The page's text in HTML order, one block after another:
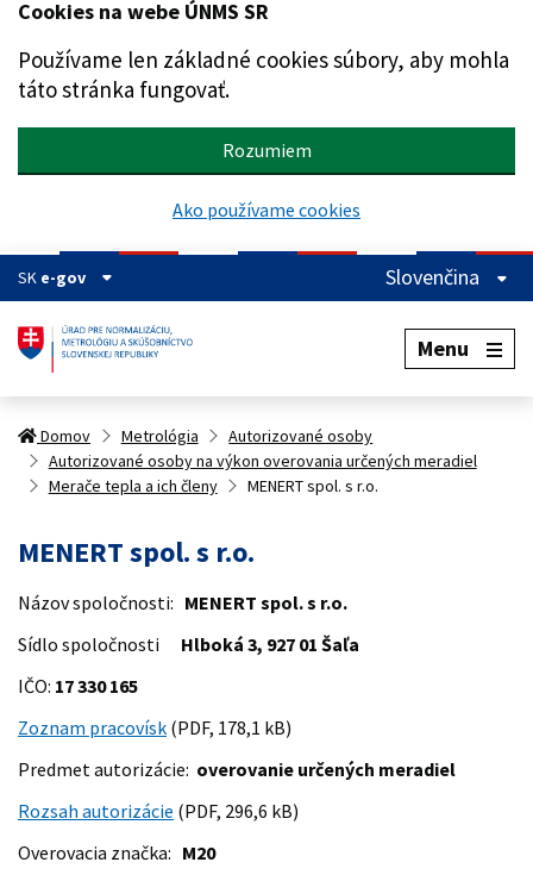
Preskočiť na hlavný obsah
Cookies na webe ÚNMS SR
Používame len základné cookies súbory, aby mohla
táto stránka fungovať.
Rozumiem
Ako používame cookies
SK e-gov Slovenčina
Menu
Domov Metrológia
Autorizované osoby
Autorizované osoby na výkon overovania určených meradiel
Merače tepla a ich členy
MENERT spol. s r.o.
MENERT spol. s r.o.
Názov spoločnosti: MENERT spol. s r.o.
Sídlo spoločnosti Hlboká 3, 927 01 Šaľa
IČO: 17 330 165
Zoznam pracovísk (PDF, 178,1 kB)
Predmet autorizácie: overovanie určených meradiel
Rozsah autorizácie (PDF, 296,6 kB)
Overovacia značka: M20